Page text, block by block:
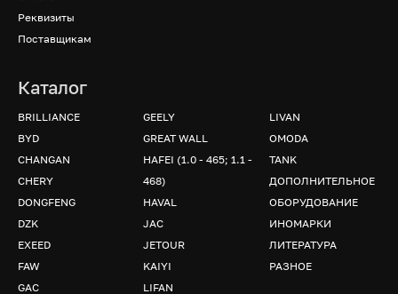
Реквизиты
Поставщикам
Каталог
BRILLIANCE
BYD
CHANGAN
CHERY
DONGFENG
DZK
EXEED
FAW
GAC
GEELY
GREAT WALL
HAFEI (1.0 - 465; 1.1 -
468)
HAVAL
JAC
JETOUR
KAIYI
LIFAN
LIVAN
OMODA
TANK
ДОПОЛНИТЕЛЬНОЕ
ОБОРУДОВАНИЕ
ИНОМАРКИ
ЛИТЕРАТУРА
РАЗНОЕ